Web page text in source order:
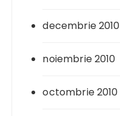
decembrie 2010
noiembrie 2010
octombrie 2010